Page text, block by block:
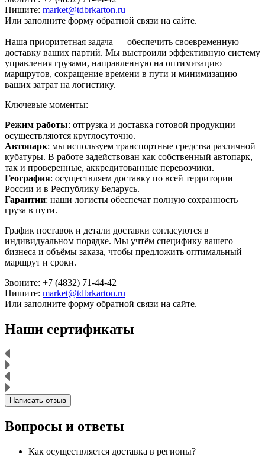
Пишите: market@tdbrkarton.ru
Или заполните форму обратной связи на сайте.
Наша приоритетная задача — обеспечить своевременную
доставку ваших партий. Мы выстроили эффективную систему
управления грузами, направленную на оптимизацию
маршрутов, сокращение времени в пути и минимизацию
ваших затрат на логистику.
Ключевые моменты:
Режим работы: отгрузка и доставка готовой продукции
осуществляются круглосуточно.
Автопарк: мы используем транспортные средства различной
кубатуры. В работе задействован как собственный автопарк,
так и проверенные, аккредитованные перевозчики.
География: осуществляем доставку по всей территории
России и в Республику Беларусь.
Гарантии: наши логисты обеспечат полную сохранность
груза в пути.
График поставок и детали доставки согласуются в
индивидуальном порядке. Мы учтём специфику вашего
бизнеса и объёмы заказа, чтобы предложить оптимальный
маршрут и сроки.
Звоните: +7 (4832) 71-44-42
Пишите: market@tdbrkarton.ru
Или заполните форму обратной связи на сайте.
Наши сертификаты
Написать отзыв
Вопросы и ответы
Как осуществляется доставка в регионы?